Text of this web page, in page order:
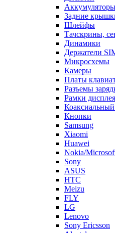
Аккумуляторы
Задние
Шлейфы
Тачскрины,
Динамики
Держатели
Микросхемы
Камеры
Платы
Разъемы
Рамки дисплея
Кнопки
Samsung
Xiaomi
Huawei
Nokia/
Sony
ASUS
HTC
Meizu
FLY
LG
Lenovo
Sony Ericsson